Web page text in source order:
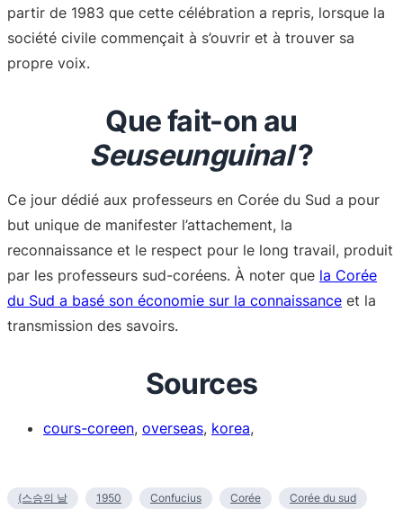
partir de 1983 que cette célébration a repris, lorsque la
société civile commençait à s’ouvrir et à trouver sa
propre voix.
Que fait-on au
Seuseunguinal?
Ce jour dédié aux professeurs en Corée du Sud a pour
but unique de manifester l’attachement, la
reconnaissance et le respect pour le long travail, produit
par les professeurs sud-coréens. À noter que la Corée
du Sud a basé son économie sur la connaissance et la
transmission des savoirs.
Sources
cours-coreen, overseas, korea,
(스승의 날 1950 Confucius Corée Corée du sud